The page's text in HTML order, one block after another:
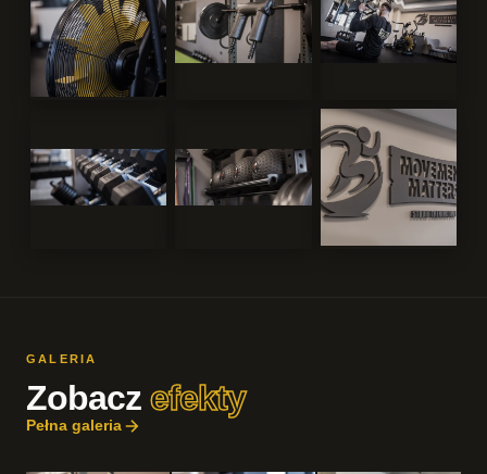
GALERIA
Zobaczefekty
Pełna galeria